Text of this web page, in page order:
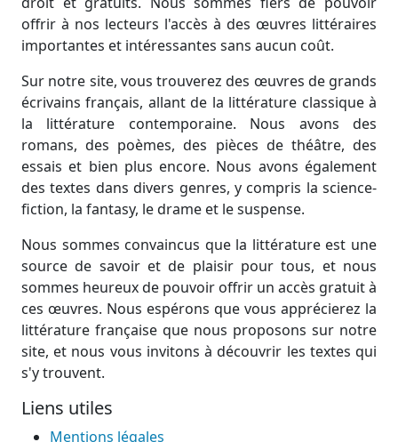
offrir à nos lecteurs l'accès à des œuvres littéraires
importantes et intéressantes sans aucun coût.
Sur notre site, vous trouverez des œuvres de grands
écrivains français, allant de la littérature classique à
la littérature contemporaine. Nous avons des
romans, des poèmes, des pièces de théâtre, des
essais et bien plus encore. Nous avons également
des textes dans divers genres, y compris la science-
fiction, la fantasy, le drame et le suspense.
Nous sommes convaincus que la littérature est une
source de savoir et de plaisir pour tous, et nous
sommes heureux de pouvoir offrir un accès gratuit à
ces œuvres. Nous espérons que vous apprécierez la
littérature française que nous proposons sur notre
site, et nous vous invitons à découvrir les textes qui
s'y trouvent.
Liens utiles
Mentions légales